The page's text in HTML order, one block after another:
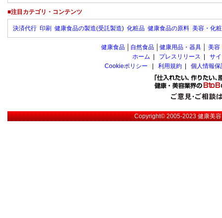
■注目カテゴリ・コンテンツ
決済代行 印刷 健康食品の製造(受託製造) 化粧品 健康食品の原料 美容・化
健康食品 自然食品 健康用品・器具 美容
ホーム
プレスリリース
サ
Cookieポリシー
利用規約 個人情報
Copyright© 2005-2023健康美